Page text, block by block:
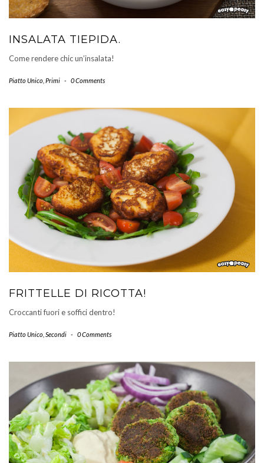
INSALATA TIEPIDA.
Come rendere chic un’insalata!
Piatto Unico Primi - 0 Comments
FRITTELLE DI RICOTTA!
Croccanti fuori e soffici dentro!
Piatto Unico Secondi - 0 Comments